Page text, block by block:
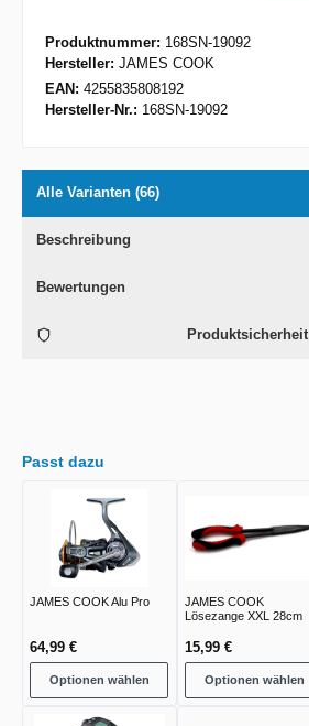
Produktnummer: 168SN-19092
Hersteller: JAMES COOK
EAN: 4255835808192
Hersteller-Nr.: 168SN-19092
Alle Varianten (66)
Beschreibung
Bewertungen
Produktsicherheit
Passt dazu
JAMES COOK Alu Pro
64,99 €
Optionen wählen
JAMES COOK
Lösezange XXL 28cm
15,99 €
Optionen wählen